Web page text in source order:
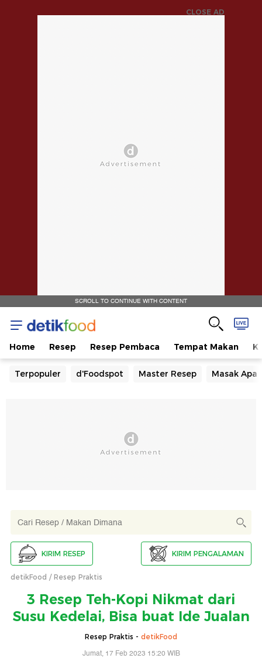
CLOSE AD
SCROLL TO CONTINUE WITH CONTENT
Home Resep Resep Pembaca Tempat Makan
Terpopuler d'Foodspot Master Resep Masak Apa
KIRIM RESEP KIRIM PENGALAMAN
detikFood Resep Praktis
3 Resep Teh-Kopi Nikmat dari
Susu Kedelai, Bisa buat Ide Jualan
Resep Praktis - detikFood
Jumat, 17 Feb 2023 15:20 WIB